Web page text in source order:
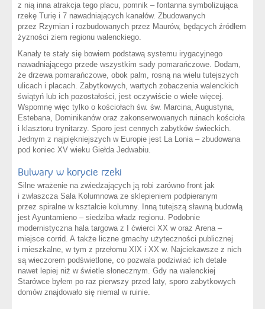
z nią inna atrakcja tego placu, pomnik – fontanna symbolizująca
rzekę Turię i 7 nawadniających kanałów. Zbudowanych
przez Rzymian i rozbudowanych przez Maurów, będących źródłem
żyzności ziem regionu walenckiego.
Kanały te stały się bowiem podstawą systemu irygacyjnego
nawadniającego przede wszystkim sady pomarańczowe. Dodam,
że drzewa pomarańczowe, obok palm, rosną na wielu tutejszych
ulicach i placach. Zabytkowych, wartych zobaczenia walenckich
świątyń lub ich pozostałości, jest oczywiście o wiele więcej.
Wspomnę więc tylko o kościołach św. św. Marcina, Augustyna,
Estebana, Dominikanów oraz zakonserwowanych ruinach kościoła
i klasztoru trynitarzy. Sporo jest cennych zabytków świeckich.
Jednym z najpiękniejszych w Europie jest La Lonia – zbudowana
pod koniec XV wieku Giełda Jedwabiu.
Bulwary w korycie rzeki
Silne wrażenie na zwiedzających ją robi zarówno front jak
i zwłaszcza Sala Kolumnowa ze sklepieniem podpieranym
przez spiralne w kształcie kolumny. Inną tutejszą sławną budowlą
jest Ayuntamieno – siedziba władz regionu. Podobnie
modernistyczna hala targowa z I ćwierci XX w oraz Arena –
miejsce corrid. A także liczne gmachy użyteczności publicznej
i mieszkalne, w tym z przełomu XIX i XX w. Najciekawsze z nich
są wieczorem podświetlone, co pozwala podziwiać ich detale
nawet lepiej niż w świetle słonecznym. Gdy na walenckiej
Starówce byłem po raz pierwszy przed laty, sporo zabytkowych
domów znajdowało się niemal w ruinie.